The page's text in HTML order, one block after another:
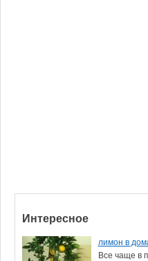
Интересное
лимон в
Все чаще в